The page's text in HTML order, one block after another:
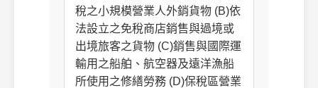
稅之小規模營業人外銷貨物 (B)依
法設立之免稅商店銷售與過境或
出境旅客之貨物 (C)銷售與國際運
輸用之船舶、航空器及遠洋漁船
所使用之修繕勞務 (D)保稅區營業